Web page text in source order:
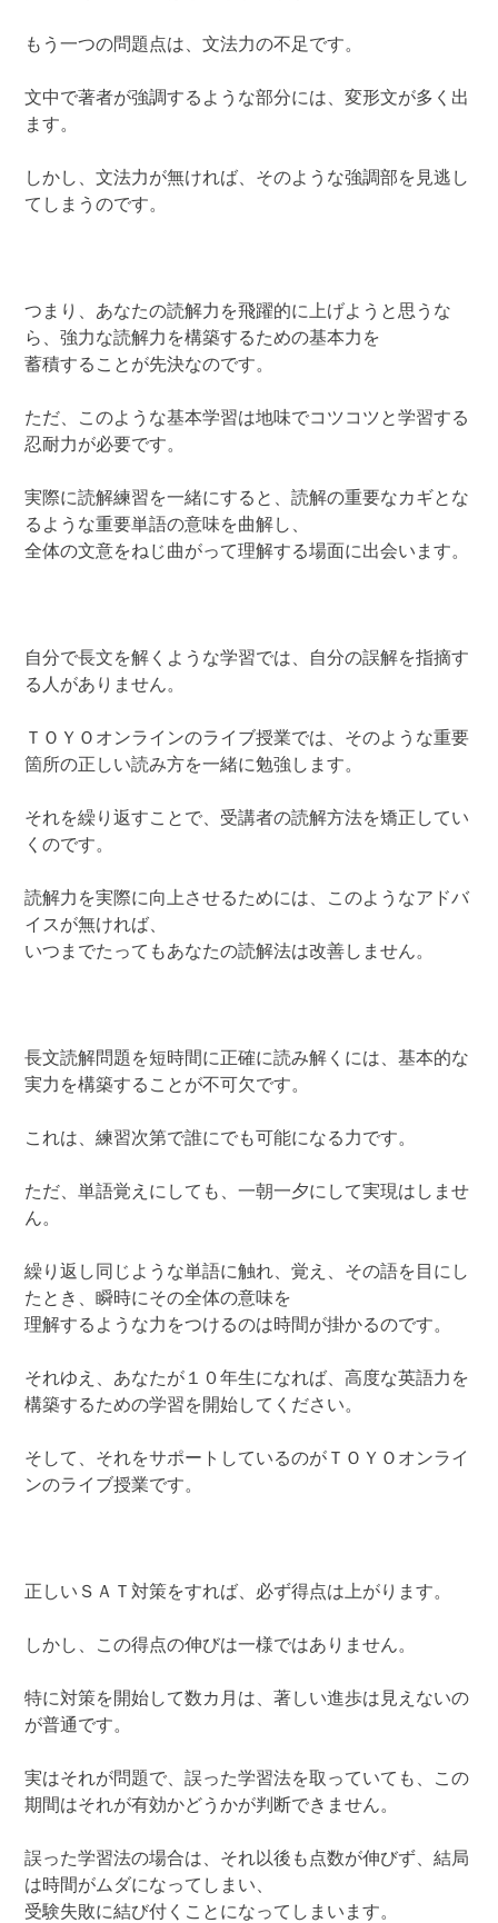
もう一つの問題点は、文法力の不足です。
文中で著者が強調するような部分には、変形文が多く出
ます。
しかし、文法力が無ければ、そのような強調部を見逃し
てしまうのです。
つまり、あなたの読解力を飛躍的に上げようと思うな
ら、強力な読解力を構築するための基本力を
蓄積することが先決なのです。
ただ、このような基本学習は地味でコツコツと学習する
忍耐力が必要です。
実際に読解練習を一緒にすると、読解の重要なカギとな
るような重要単語の意味を曲解し、
全体の文意をねじ曲がって理解する場面に出会います。
自分で長文を解くような学習では、自分の誤解を指摘す
る人がありません。
ＴＯＹＯオンラインのライブ授業では、そのような重要
箇所の正しい読み方を一緒に勉強します。
それを繰り返すことで、受講者の読解方法を矯正してい
くのです。
読解力を実際に向上させるためには、このようなアドバ
イスが無ければ、
いつまでたってもあなたの読解法は改善しません。
長文読解問題を短時間に正確に読み解くには、基本的な
実力を構築することが不可欠です。
これは、練習次第で誰にでも可能になる力です。
ただ、単語覚えにしても、一朝一夕にして実現はしませ
ん。
繰り返し同じような単語に触れ、覚え、その語を目にし
たとき、瞬時にその全体の意味を
理解するような力をつけるのは時間が掛かるのです。
それゆえ、あなたが１０年生になれば、高度な英語力を
構築するための学習を開始してください。
そして、それをサポートしているのがＴＯＹＯオンライ
ンのライブ授業です。
正しいＳＡＴ対策をすれば、必ず得点は上がります。
しかし、この得点の伸びは一様ではありません。
特に対策を開始して数カ月は、著しい進歩は見えないの
が普通です。
実はそれが問題で、誤った学習法を取っていても、この
期間はそれが有効かどうかが判断できません。
誤った学習法の場合は、それ以後も点数が伸びず、結局
は時間がムダになってしまい、
受験失敗に結び付くことになってしまいます。